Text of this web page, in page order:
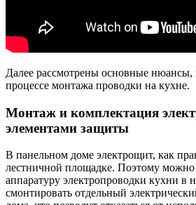
Далее рассмотрены основные нюансы,
процессе монтажа проводки на кухне.
Монтаж и комплектация
элементами защиты
В панельном доме электрощит, как
лестничной площадке. Поэтому
аппаратуру электропроводки кухни в
смонтировать отдельный